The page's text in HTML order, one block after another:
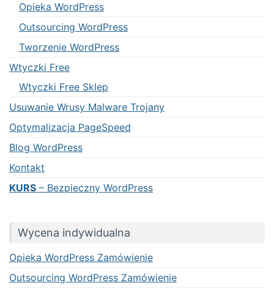
Opieka WordPress
Outsourcing WordPress
Tworzenie WordPress
Wtyczki Free
Wtyczki Free Sklep
Usuwanie Wrusy Malware Trojany
Optymalizacja PageSpeed
Blog WordPress
Kontakt
KURS – Bezpieczny WordPress
Wycena indywidualna
Opieka WordPress Zamówienie
Outsourcing WordPress Zamówienie